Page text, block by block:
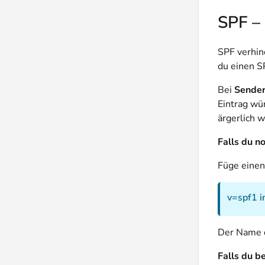
SPF
SPF
du einen
Bei
Eintrag
ärgerlich
Falls du
Füge
v=spf1
Der Name
Falls du